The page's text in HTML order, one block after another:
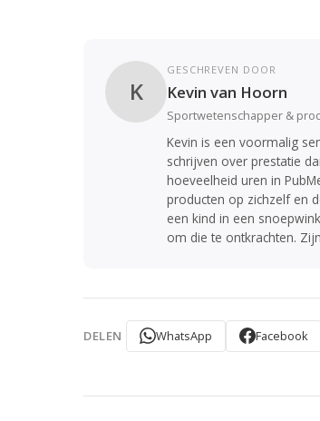
K
GESCHREVEN DOOR
Kevin van Hoorn
Sportwetenschapper &
Kevin is een voormalig
schrijven over prestatie
hoeveelheid uren in
producten op zichzelf en
een kind in een
om die te ontkrachten.
DELEN WhatsApp Facebook